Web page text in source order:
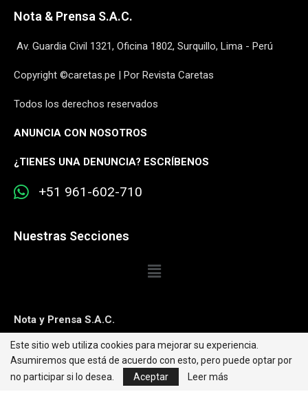
Nota & Prensa S.A.C.
Av. Guardia Civil 1321, Oficina 1802, Surquillo, Lima - Perú
Copyright ©caretas.pe | Por Revista Caretas
Todos los derechos reservados
ANUNCIA CON NOSOTROS
¿TIENES UNA DENUNCIA? ESCRÍBENOS
+51 961-602-710
Nuestras Secciones
Nota y Prensa S.A.C.
Contacto:editorweb@caretas.com.pe
Síguenos:
Este sitio web utiliza cookies para mejorar su experiencia.
Asumiremos que está de acuerdo con esto, pero puede optar por
no participar si lo desea.
Aceptar Leer más